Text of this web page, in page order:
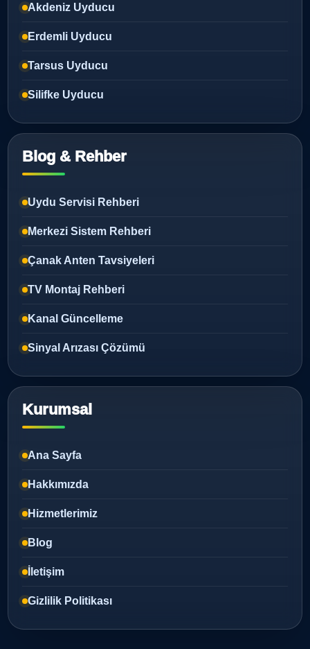
Akdeniz Uyducu
Erdemli Uyducu
Tarsus Uyducu
Silifke Uyducu
Blog & Rehber
Uydu Servisi Rehberi
Merkezi Sistem Rehberi
Çanak Anten Tavsiyeleri
TV Montaj Rehberi
Kanal Güncelleme
Sinyal Arızası Çözümü
Kurumsal
Ana Sayfa
Hakkımızda
Hizmetlerimiz
Blog
İletişim
Gizlilik Politikası